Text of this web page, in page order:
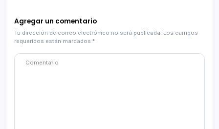
Agregar un comentario
Tu dirección de correo electrónico no será publicada. Los campos
requeridos están marcados *